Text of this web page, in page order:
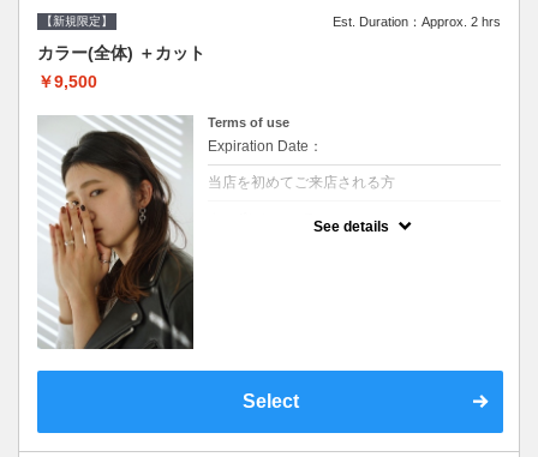
【新規限定】 Est. Duration：Approx. 2 hrs
カラー(全体) ＋カット
￥9,500
Terms of use
Expiration Date：
当店を初めてご来店される方
See details
Select